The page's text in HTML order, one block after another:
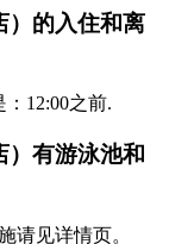
）的入住和离
12:00之前.
有游泳池和
请见详情页。